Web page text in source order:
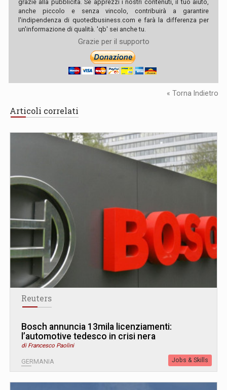
grazie alla pubblicità. Se apprezzi i nostri contenuti, il tuo aiuto,
anche piccolo e senza vincolo, contribuirà a garantire
l'indipendenza di quotedbusiness.com e farà la differenza per
un'informazione di qualità. 'qb' sei anche tu.
Grazie per il supporto
« Torna Indietro
Articoli correlati
Reuters
Bosch annuncia 13mila licenziamenti:
l’automotive tedesco in crisi nera
di Francesco Paolini
GERMANIA Jobs & Skills